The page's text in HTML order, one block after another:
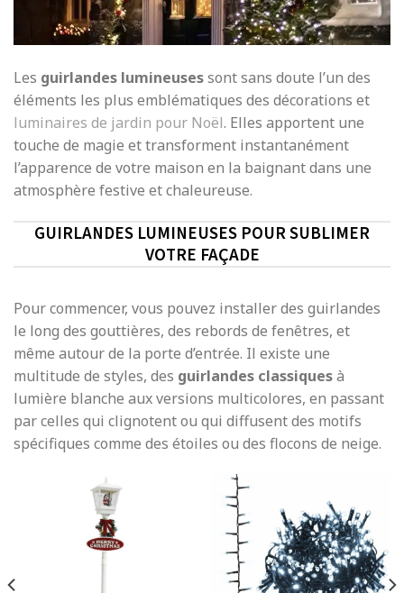
Les guirlandes lumineusessont sans doute l’un des
éléments les plus emblématiques des décorations et
luminaires de jardin pour Noël. Elles apportent une
touche de magie et transforment instantanément
l’apparence de votre maison en la baignant dans une
atmosphère festive et chaleureuse.
GUIRLANDES LUMINEUSES POUR SUBLIMER
VOTRE FAÇADE
Pour commencer, vous pouvez installer des guirlandes
le long des gouttières, des rebords de fenêtres, et
même autour de la porte d’entrée. Il existe une
multitude de styles, des guirlandes classiquesà
lumière blanche aux versions multicolores, en passant
par celles qui clignotent ou qui diffusent des motifs
spécifiques comme des étoiles ou des flocons de neige.